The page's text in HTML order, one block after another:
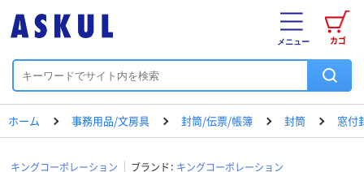
カゴ
メニュー
ホーム 事務用品/文房具 封筒/伝票/帳簿 封筒 窓付
キングコーポレーション ブランド： キングコーポレーション